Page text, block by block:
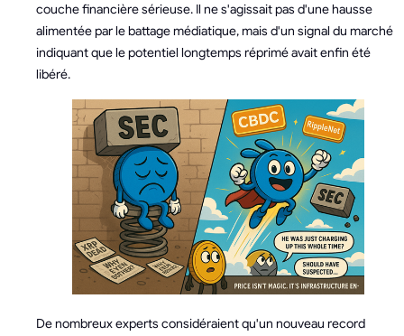
couche financière sérieuse. Il ne s'agissait pas d'une hausse
alimentée par le battage médiatique, mais d'un signal du marché
indiquant que le potentiel longtemps réprimé avait enfin été
libéré.
De nombreux experts considéraient qu'un nouveau record